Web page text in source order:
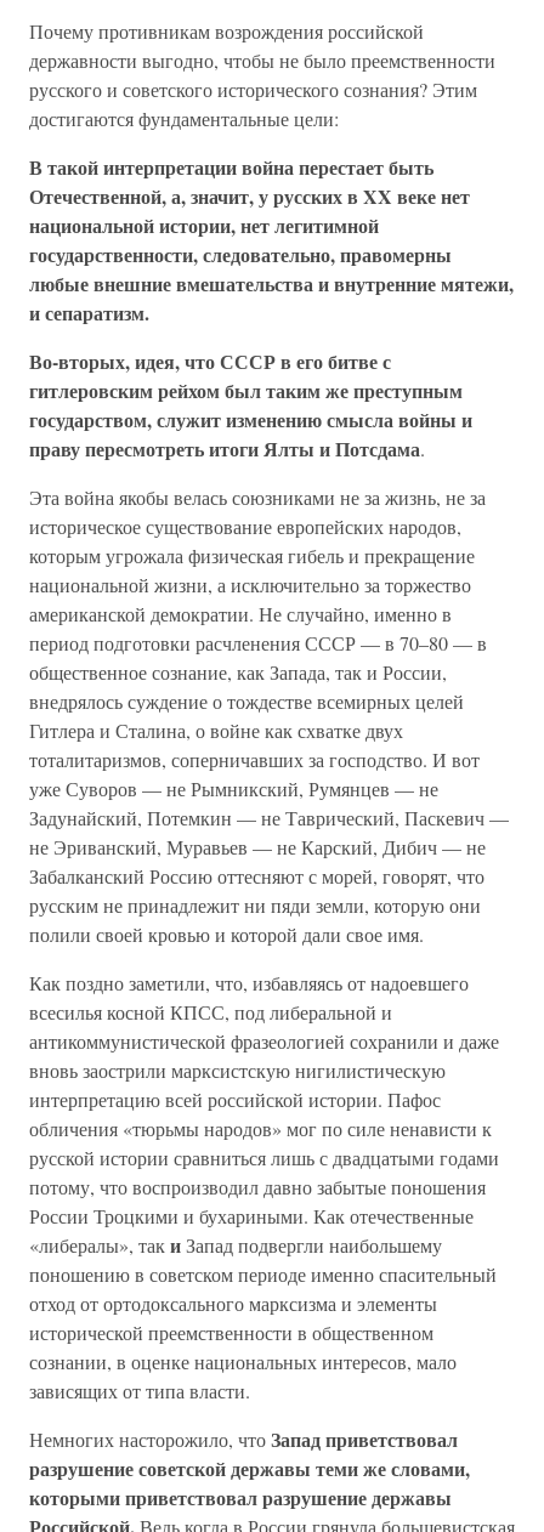
Почему противникам возрождения российской
державности выгодно, чтобы не было преемственности
русского и советского исторического сознания? Этим
достигаются фундаментальные цели:
В такой интерпретации война перестает быть
Отечественной, а, значит, у русских в XX веке нет
национальной истории, нет легитимной
государственности, следовательно, правомерны
любые внешние вмешательства и внутренние мятежи,
и сепаратизм.
Во-вторых, идея, что СССР в его битве с
гитлеровским рейхом был таким же преступным
государством, служит изменению смысла войны и
праву пересмотреть итоги Ялты и Потсдама.
Эта война якобы велась союзниками не за жизнь, не за
историческое существование европейских народов,
которым угрожала физическая гибель и прекращение
национальной жизни, а исключительно за торжество
американской демократии. Не случайно, именно в
период подготовки расчленения СССР — в 70–80 — в
общественное сознание, как Запада, так и России,
внедрялось суждение о тождестве всемирных целей
Гитлера и Сталина, о войне как схватке двух
тоталитаризмов, соперничавших за господство. И вот
уже Суворов — не Рымникский, Румянцев — не
Задунайский, Потемкин — не Таврический, Паскевич —
не Эриванский, Муравьев — не Карский, Дибич — не
Забалканский Россию оттесняют с морей, говорят, что
русским не принадлежит ни пяди земли, которую они
полили своей кровью и которой дали свое имя.
Как поздно заметили, что, избавляясь от надоевшего
всесилья косной КПСС, под либеральной и
антикоммунистической фразеологией сохранили и даже
вновь заострили марксистскую нигилистическую
интерпретацию всей российской истории. Пафос
обличения «тюрьмы народов» мог по силе ненависти к
русской истории сравниться лишь с двадцатыми годами
потому, что воспроизводил давно забытые поношения
России Троцкими и бухариными. Как отечественные
«либералы», такиЗапад подвергли наибольшему
поношению в советском периоде именно спасительный
отход от ортодоксального марксизма и элементы
исторической преемственности в общественном
сознании, в оценке национальных интересов, мало
зависящих от типа власти.
Немногих насторожило, чтоЗапад приветствовал
разрушение советской державы теми же словами,
которыми приветствовал разрушение державы
Ведь когда в России грянула большевистская